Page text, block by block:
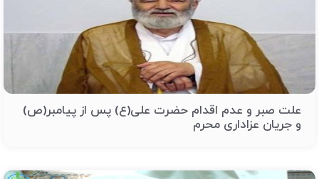
علت صبر و عدم اقدام حضرت علی(ع) پس از پیامبر(ص)
و جریان عزاداری محرم